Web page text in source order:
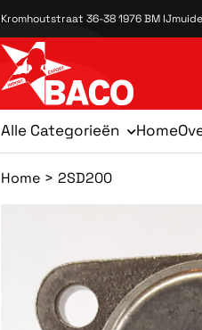
Kromhoutstraat 36-38 1976 BM
Alle Categorieën Home
Home 2SD200